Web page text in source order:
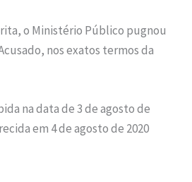
o Ministério Público pugnou
nos exatos termos da
na data de 3 de agosto de
em 4 de agosto de 2020